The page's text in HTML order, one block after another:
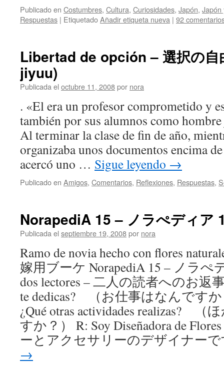
Publicado en Costumbres, Cultura, Curiosidades, Japón, Japón
Respuestas | EtiquetadoAñadir etiqueta nueva | 92
Libertad de opción – 選択の
jiyuu)
Publicada el octubre 11, 2008por nora
. «El era un profesor comprometido y
también por sus alumnos como
Al terminar la clase de fin de año,
organizaba unos documentos encima
acercó uno … Sigue leyendo →
Publicado en Amigos, Comentarios, Reflexiones, Respuestas,
NorapediA 15 – ノラぺディア
Publicada el septiembre 19, 2008por nora
Ramo de novia hecho con flores
嫁用ブーケ NorapediA 15 – ノラぺ
dos lectores – 二人の読者へのお返
te dedicas? （お仕事はなんですか
¿Qué otras actividades realizas? （
すか？） R: Soy Diseñadora de
ーとアクセサリーのデザイナー
→